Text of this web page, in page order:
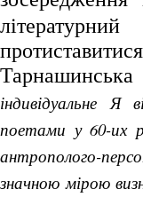
індивідуальне Я
поетами у 60-их
антрополого-
значною мірою